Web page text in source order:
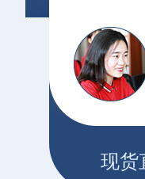
现货